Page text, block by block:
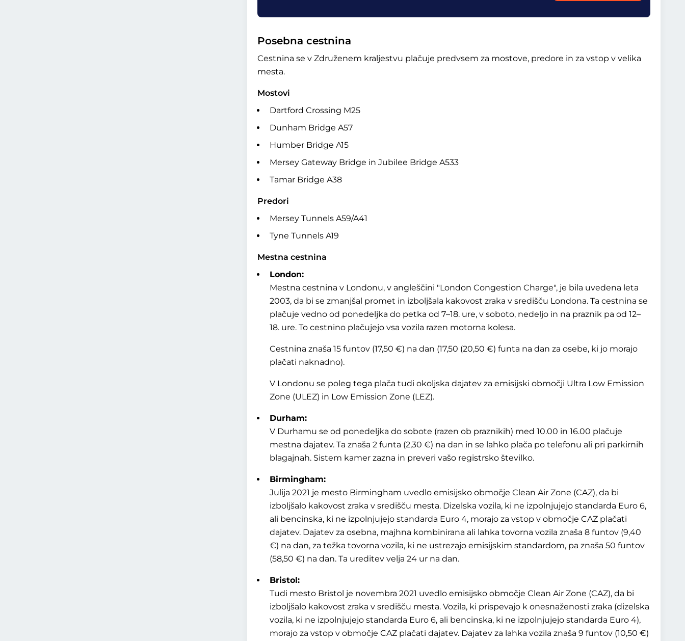
Posebna cestnina
Cestnina se v Združenem kraljestvu plačuje predvsem za mostove, predore in za vstop v velika
mesta.
Mostovi
Dartford Crossing M25
Dunham Bridge A57
Humber Bridge A15
Mersey Gateway Bridge in Jubilee Bridge A533
Tamar Bridge A38
Predori
Mersey Tunnels A59/A41
Tyne Tunnels A19
Mestna cestnina
London:
Mestna cestnina v Londonu, v angleščini
London Congestion Charge , je bila uvedena leta
2003, da bi se zmanjšal promet in izboljšala kakovost zraka v središču Londona. Ta cestnina se
plačuje vedno od ponedeljka do petka od 7–18. ure, v soboto, nedeljo in na praznik pa od 12–
18. ure. To cestnino plačujejo vsa vozila razen motorna kolesa.
Cestnina znaša 15 funtov (17,50 €) na dan (17,50 (20,50 €) funta na dan za osebe, ki jo morajo
plačati naknadno).
V Londonu se poleg tega plača tudi okoljska dajatev za emisijski območji Ultra Low Emission
Zone (ULEZ) in Low Emission Zone (LEZ).
Durham:
V Durhamu se od ponedeljka do sobote (razen ob praznikih) med 10.00 in 16.00 plačuje
mestna dajatev. Ta znaša 2 funta (2,30 €) na dan in se lahko plača po telefonu ali pri parkirnih
blagajnah. Sistem kamer zazna in preveri vašo registrsko številko.
Birmingham:
Julija 2021 je mesto Birmingham uvedlo emisijsko območje Clean Air Zone (CAZ), da bi
izboljšalo kakovost zraka v središču mesta. Dizelska vozila, ki ne izpolnjujejo standarda Euro 6,
ali bencinska, ki ne izpolnjujejo standarda Euro 4, morajo za vstop v območje CAZ plačati
dajatev. Dajatev za osebna, majhna kombinirana ali lahka tovorna vozila znaša 8 funtov (9,40
€) na dan, za težka tovorna vozila, ki ne ustrezajo emisijskim standardom, pa znaša 50 funtov
(58,50 €) na dan. Ta ureditev velja 24 ur na dan.
Bristol:
Tudi mesto Bristol je novembra 2021 uvedlo emisijsko območje Clean Air Zone (CAZ), da bi
izboljšalo kakovost zraka v središču mesta. Vozila, ki prispevajo k onesnaženosti zraka (dizelska
vozila, ki ne izpolnjujejo standarda Euro 6, ali bencinska, ki ne izpolnjujejo standarda Euro 4),
morajo za vstop v območje CAZ plačati dajatev. Dajatev za lahka vozila znaša 9 funtov (10,50 €)